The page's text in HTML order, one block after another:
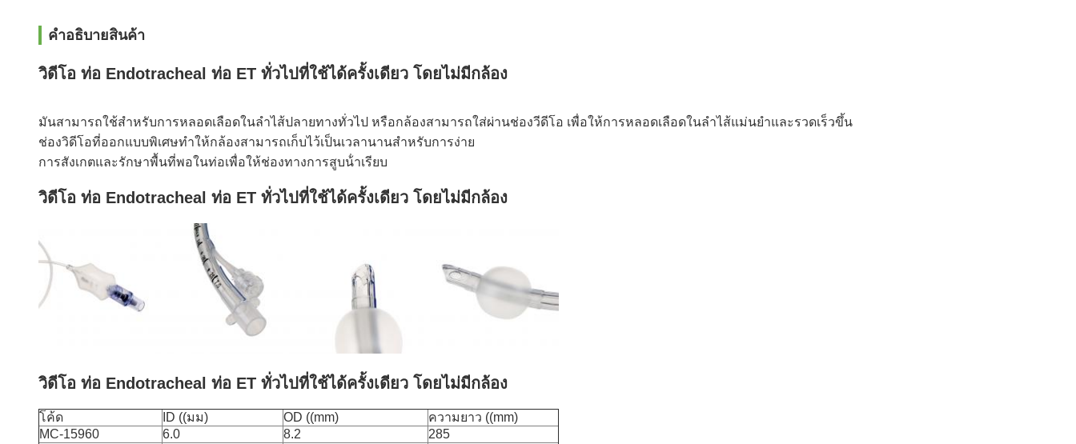
คําอธิบายสินค้า
วิดีโอ ท่อ Endotracheal ท่อ ET ทั่วไปที่ใช้ได้ครั้งเดียว โดยไม่มีกล้อง
มันสามารถใช้สําหรับการหลอดเลือดในลําไส้ปลายทางทั่วไป หรือกล้องสามารถใส่ผ่านช่องวีดีโอ เพื่อให้การหลอดเลือดในลําไส้แม่นยําและรวดเร็วขึ้น
ช่องวิดีโอที่ออกแบบพิเศษทําให้กล้องสามารถเก็บไว้เป็นเวลานานสําหรับการง่าย
การสังเกตและรักษาพื้นที่พอในท่อเพื่อให้ช่องทางการสูบน้ําเรียบ
วิดีโอ ท่อ Endotracheal ท่อ ET ทั่วไปที่ใช้ได้ครั้งเดียว โดยไม่มีกล้อง
วิดีโอ ท่อ Endotracheal ท่อ ET ทั่วไปที่ใช้ได้ครั้งเดียว โดยไม่มีกล้อง
โค้ด ID ((มม) OD ((mm)
ความยาว ((mm)
MC-15960
6.0 8.2
285